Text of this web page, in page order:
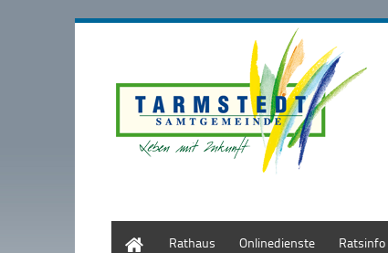
Rathaus Onlinedienste Ratsinfo